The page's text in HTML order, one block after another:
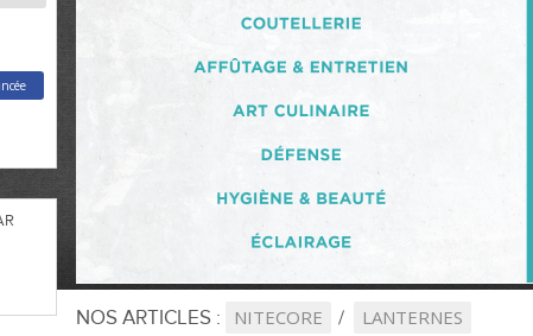
NOS ARTICLES : NITECORE LANTERNES